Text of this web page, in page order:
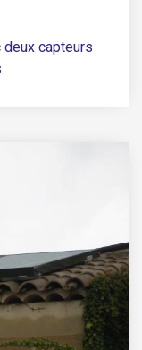
capteurs